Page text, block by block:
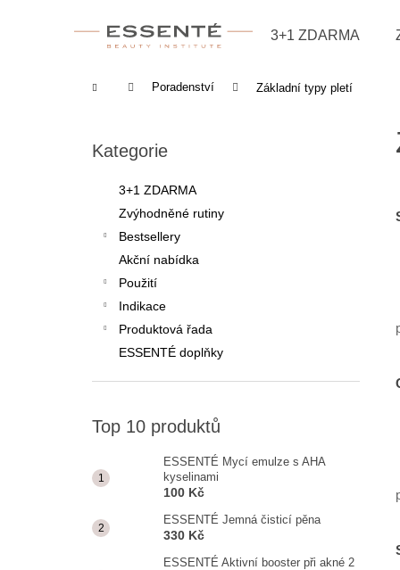
3+1 ZDARMA
Domů Poradenství Základní typy pletí
Přeskočit kategorie
Kategorie
3+1 ZDARMA
Zvýhodněné rutiny
Bestsellery
Akční nabídka
Použití
Indikace
Produktová řada
ESSENTÉ doplňky
Top 10 produktů
ESSENTÉ Mycí emulze s AHA
kyselinami
100 Kč
ESSENTÉ Jemná čisticí pěna
330 Kč
ESSENTÉ Aktivní booster při akné 2
KYSELINAMI